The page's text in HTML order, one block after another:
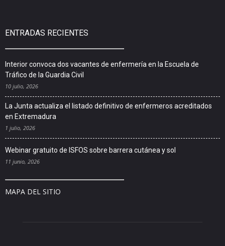
ENTRADAS RECIENTES
Interior convoca dos vacantes de enfermería en la Escuela de
Tráfico de la Guardia Civil
10 julio, 2026
La Junta actualiza el listado definitivo de enfermeros acreditados
en Extremadura
1 julio, 2026
Webinar gratuito de ISFOS sobre barrera cutánea y sol
11 junio, 2026
MAPA DEL SITIO